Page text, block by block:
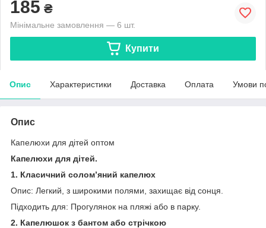
185 ₴
Мінімальне замовлення — 6 шт.
Купити
Опис Характеристики Доставка Оплата Умови
Опис
Капелюхи для дітей оптом
Капелюхи для дітей.
1. Класичний солом’яний капелюх
Опис: Легкий, з широкими полями, захищає від сонця.
Підходить для: Прогулянок на пляжі або в парку.
2. Капелюшок з бантом або стрічкою